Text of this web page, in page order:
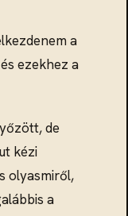
a
ezekhez a
de
kézi
olyasmiről,
a